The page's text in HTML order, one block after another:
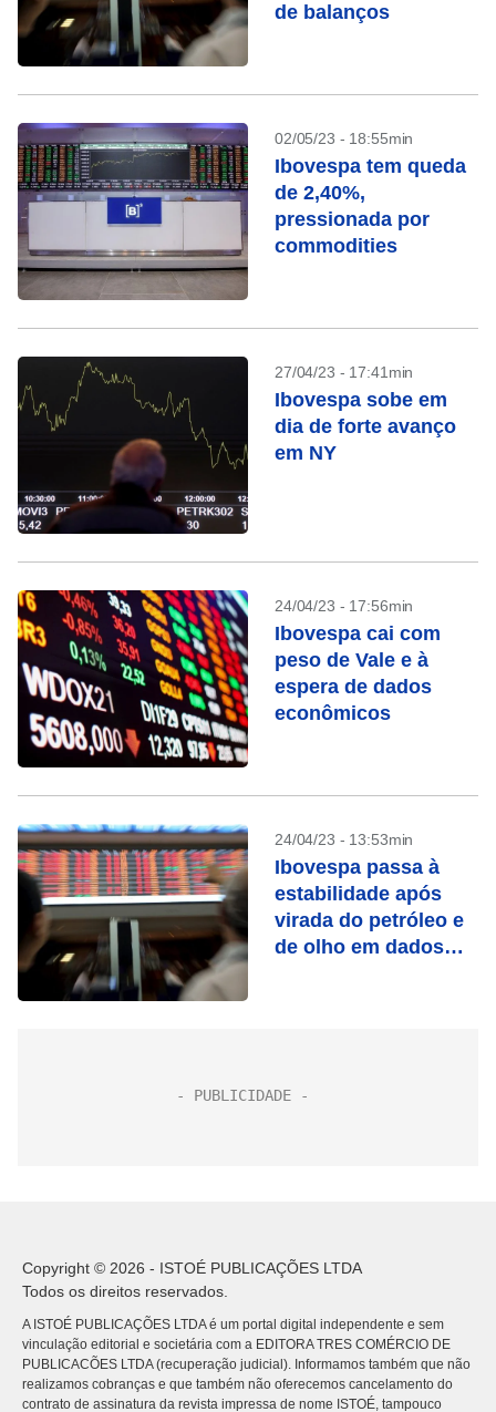
de balanços
02/05/23 - 18:55min
Ibovespa tem queda
de 2,40%,
pressionada por
commodities
27/04/23 - 17:41min
Ibovespa sobe em
dia de forte avanço
em NY
24/04/23 - 17:56min
Ibovespa cai com
peso de Vale e à
espera de dados
econômicos
24/04/23 - 13:53min
Ibovespa passa à
estabilidade após
virada do petróleo e
de olho em dados
Copyright © 2026 - ISTOÉ PUBLICAÇÕES LTDA
Todos os direitos reservados.
A ISTOÉ PUBLICAÇÕES LTDA é um portal digital independente e sem
vinculação editorial e societária com a EDITORA TRES COMÉRCIO DE
PUBLICACÕES LTDA (recuperação judicial). Informamos também que não
realizamos cobranças e que também não oferecemos cancelamento do
contrato de assinatura da revista impressa de nome ISTOÉ, tampouco